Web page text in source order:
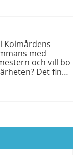
med
och vill bo
Det finns